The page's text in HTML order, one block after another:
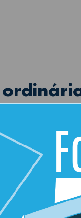
pública de
12-2024